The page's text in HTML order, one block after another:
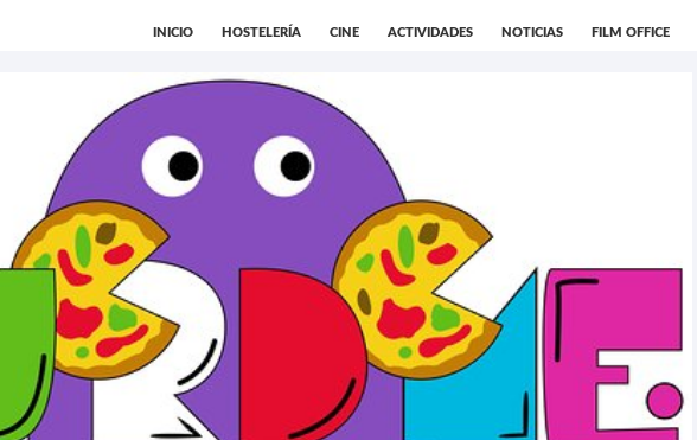
INICIO HOSTELERÍA CINE ACTIVIDADES NOTICIAS FILM OFFICE